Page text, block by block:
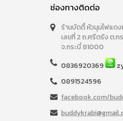
ช่องทางติดต่อ
ร้านบัดดี้ หัวมุมไฟแด
เลขที่ 2 ถ.ศรีตรัง ต.ก
จ.กระบี่ 81000
0836920369
0891524596
facebook.com/